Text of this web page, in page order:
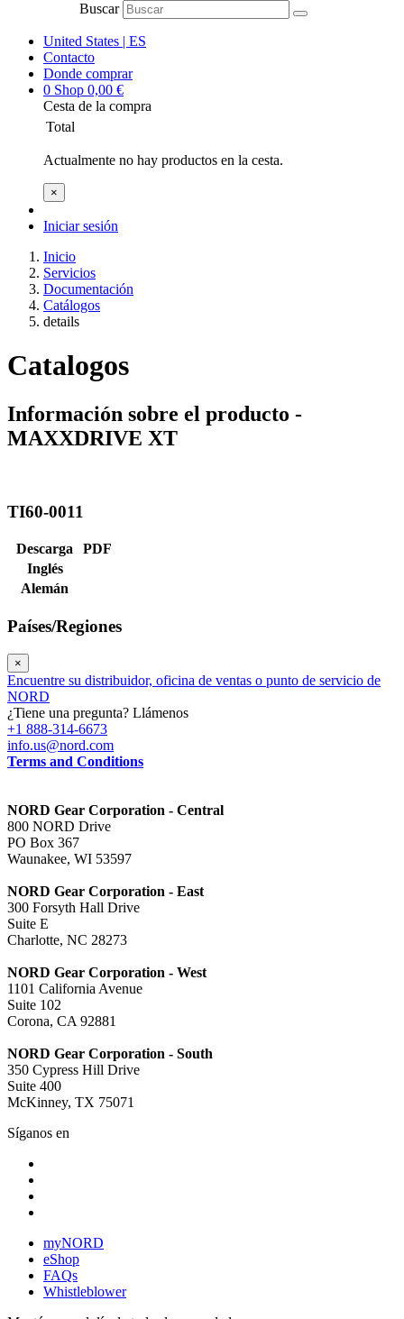
Buscar
United States | ES
Contacto
Donde comprar
0 Shop 0,00 €
Cesta de la compra
Total
Actualmente no hay productos en la cesta.
×
Iniciar sesión
Inicio
Servicios
Documentación
Catálogos
details
Catalogos
Información sobre el producto -
MAXXDRIVE XT
TI60-0011
Descarga
PDF
Inglés
Alemán
Países/Regiones
×
Encuentre su distribuidor, oficina de ventas o punto de servicio de
NORD
¿Tiene una pregunta? Llámenos
+1 888-314-6673
info.us@nord.com
Terms and Conditions
NORD Gear Corporation - Central
800 NORD Drive
PO Box 367
Waunakee, WI 53597
NORD Gear Corporation - East
300 Forsyth Hall Drive
Suite E
Charlotte, NC 28273
NORD Gear Corporation - West
1101 California Avenue
Suite 102
Corona, CA 92881
NORD Gear Corporation - South
350 Cypress Hill Drive
Suite 400
McKinney, TX 75071
Síganos en
myNORD
eShop
FAQs
Whistleblower